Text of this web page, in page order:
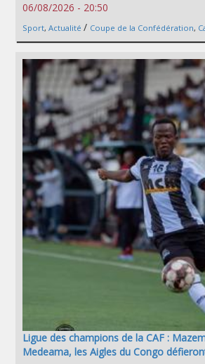
06/08/2026 - 20:50
Sport, Actualité / Coupe de la Confédération,
Ligue des champions de la CAF :
Medeama, les Aigles du Congo défieront